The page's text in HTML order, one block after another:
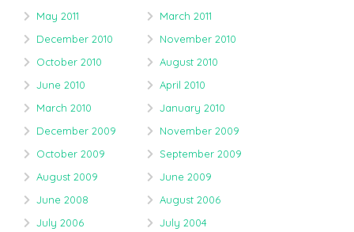
May 2011
March 2011
December 2010
November 2010
October 2010
August 2010
June 2010
April 2010
March 2010
January 2010
December 2009
November 2009
October 2009
September 2009
August 2009
June 2009
June 2008
August 2006
July 2006
July 2004